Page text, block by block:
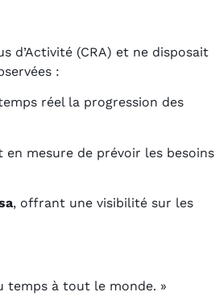
d’Activité (CRA) et ne disposait
:
réel la progression des
mesure de prévoir les besoins
, offrant une visibilité sur les
temps à tout le monde. »